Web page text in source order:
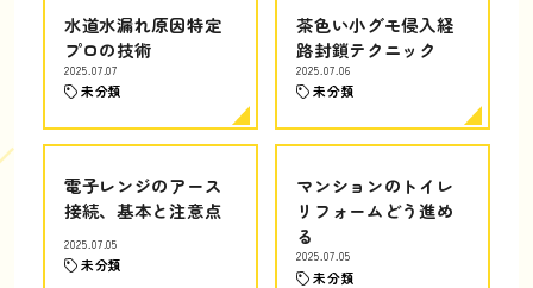
水道水漏れ原因特定
プロの技術
2025.07.07
未分類
茶色い小グモ侵入経
路封鎖テクニック
2025.07.06
未分類
電子レンジのアース
接続、基本と注意点
2025.07.05
未分類
マンションのトイレ
リフォームどう進め
る
2025.07.05
未分類